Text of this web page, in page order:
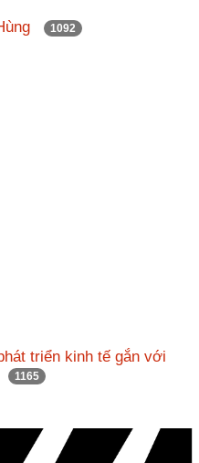
1092
triển kinh tế gắn với
1165